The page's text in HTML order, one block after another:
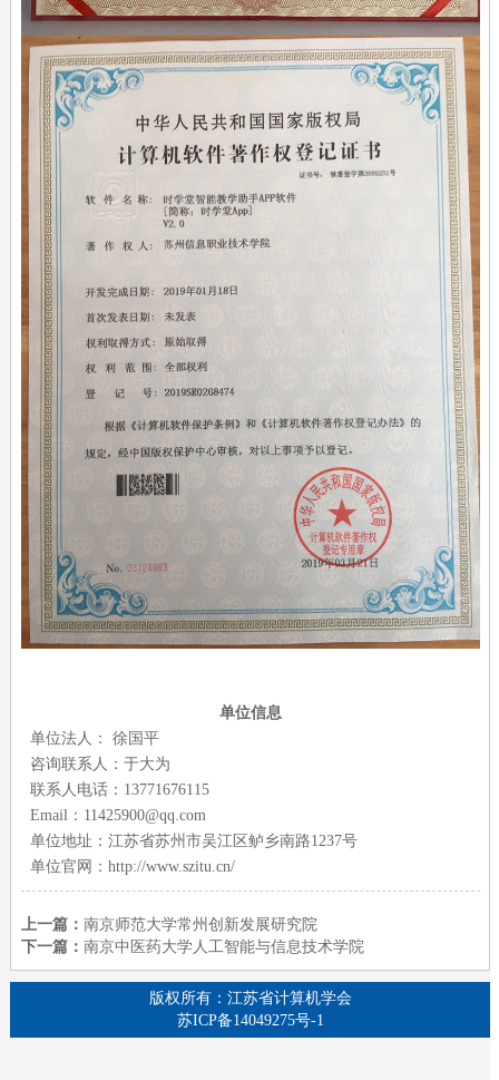
单位信息
单位法人： 徐国平
咨询联系人：于大为
联系人电话： 13771676115
Email ： 11425900@qq.com
单位地址：江苏省苏州市吴江区鲈乡南路1237号
单位官网： http://www.szitu.cn/
上一篇： 南京师范大学常州创新发展研究院
下一篇： 南京中医药大学人工智能与信息技术学院
版权所有：江苏省计算机学会
苏ICP备14049275号-1